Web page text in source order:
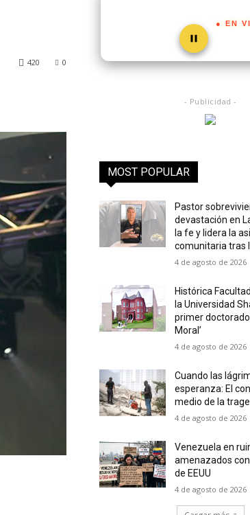
0
420
● EN
- Publicidad -
MOST POPULAR
Pastor
devastación en
la fe y lidera la
comunitaria tras
4 de agosto de 2026
Histórica
la Universidad
primer doctorado
Moral’
4 de agosto de 2026
Cuando las
esperanza: El
medio de la
4 de agosto de 2026
Venezuela en
amenazados
de EEUU
4 de agosto de 2026